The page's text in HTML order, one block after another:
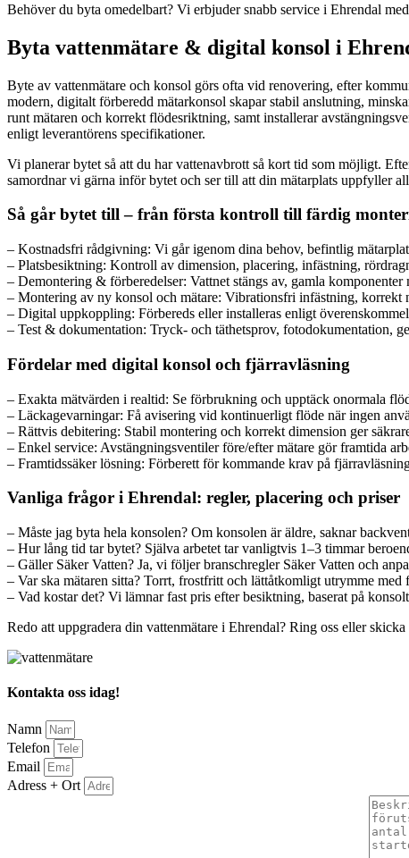
Behöver du byta omedelbart? Vi erbjuder snabb service i Ehrendal
Byta vattenmätare & digital konsol i
Byte av vattenmätare och konsol görs ofta vid renovering, efter
modern, digitalt förberedd mätarkonsol skapar stabil anslutning,
runt mätaren och korrekt flödesriktning, samt installerar
enligt leverantörens specifikationer.
Vi planerar bytet så att du har vattenavbrott så kort tid som möjligt.
samordnar vi gärna inför bytet och ser till att din mätarplats uppfyller
Så går bytet till – från första kontroll till färdig
– Kostnadsfri rådgivning: Vi går igenom dina behov, befintlig
– Platsbesiktning: Kontroll av dimension, placering, infästning,
– Demontering & förberedelser: Vattnet stängs av, gamla
– Montering av ny konsol och mätare: Vibrationsfri infästning,
– Digital uppkoppling: Förbereds eller installeras enligt
– Test & dokumentation: Tryck- och täthetsprov, fotodokumentation,
Fördelar med digital konsol och fjärravläsning
– Exakta mätvärden i realtid: Se förbrukning och upptäck onormala
– Läckagevarningar: Få avisering vid kontinuerligt flöde när ingen
– Rättvis debitering: Stabil montering och korrekt dimension ger
– Enkel service: Avstängningsventiler före/efter mätare gör framtida
– Framtidssäker lösning: Förberett för kommande krav på
Vanliga frågor i Ehrendal: regler, placering och priser
– Måste jag byta hela konsolen? Om konsolen är äldre, saknar
– Hur lång tid tar bytet? Själva arbetet tar vanligtvis 1–3 timmar
– Gäller Säker Vatten? Ja, vi följer branschregler Säker Vatten och
– Var ska mätaren sitta? Torrt, frostfritt och lättåtkomligt utrymme
– Vad kostar det? Vi lämnar fast pris efter besiktning, baserat på
Redo att uppgradera din vattenmätare i Ehrendal? Ring oss eller
Kontakta oss idag!
Namn
Telefon
Email
Adress + Ort